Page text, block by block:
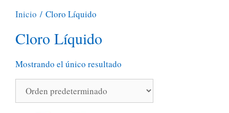
Inicio / Cloro Líquido
Cloro Líquido
Mostrando el único resultado